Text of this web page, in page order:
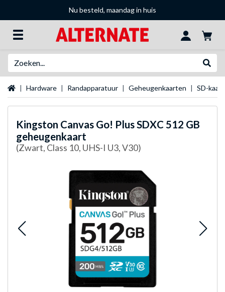
Nu besteld, maandag in huis
Startpagina
Hardware Randapparatuur Geheugenkaarten SD-
Kingston Canvas Go! Plus SDXC 512 GB
geheugenkaart
(Zwart, Class 10, UHS-I U3, V30)